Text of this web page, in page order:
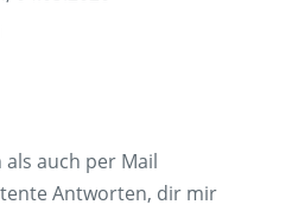
als auch per Mail
Antworten, dir mir